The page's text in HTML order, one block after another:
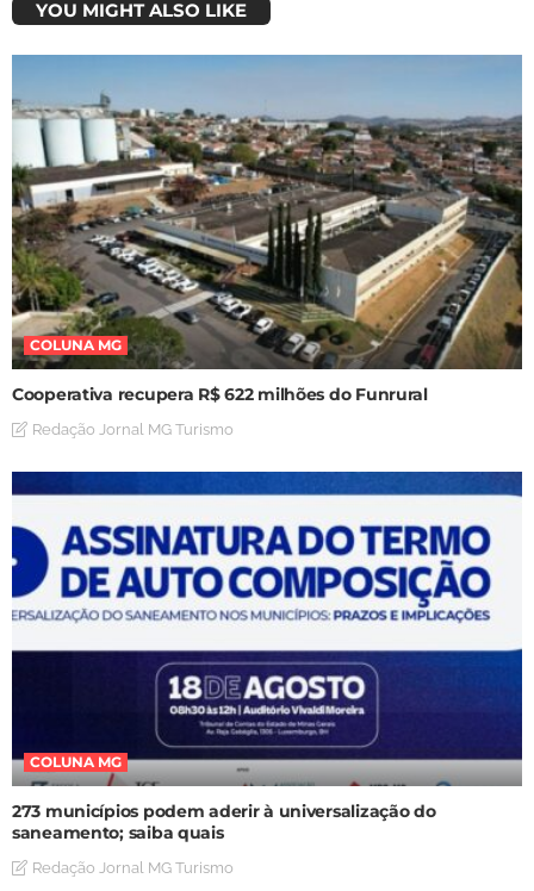
YOU MIGHT ALSO LIKE
COLUNA MG
Cooperativa recupera R$ 622 milhões do Funrural
Redação Jornal MG Turismo
COLUNA MG
273 municípios podem aderir à universalização do
saneamento; saiba quais
Redação Jornal MG Turismo